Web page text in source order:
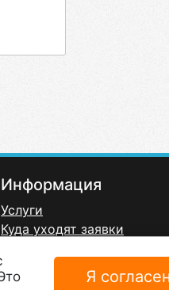
Информация
Услуги
Куда уходят заявки
Договор-оферта
Согласие на обработку
Я согласен